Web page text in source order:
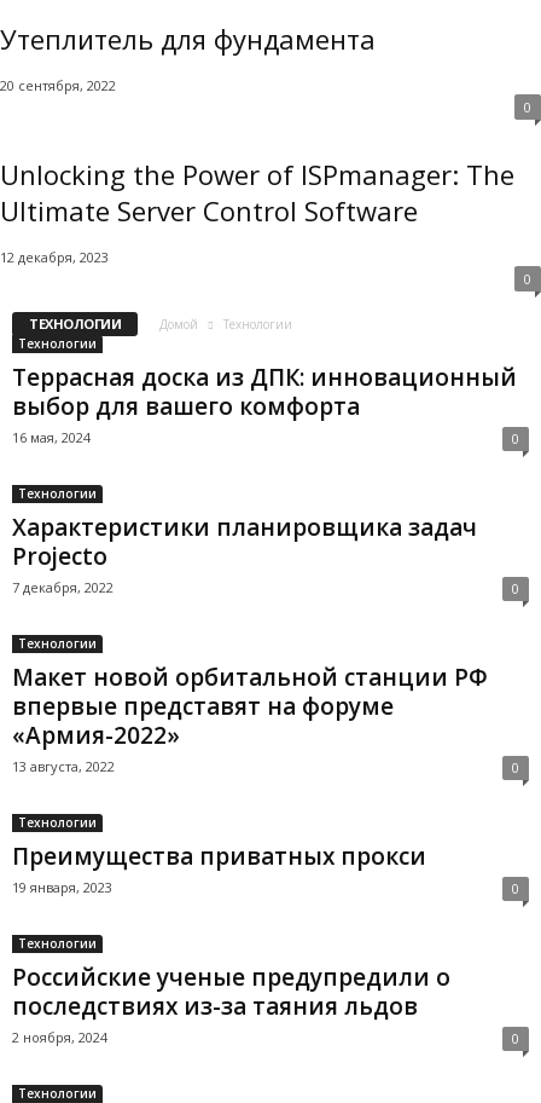
Утеплитель для фундамента
20 сентября, 2022
0
Unlocking the Power of ISPmanager: The
Ultimate Server Control Software
12 декабря, 2023
0
ТЕХНОЛОГИИ Домой
Технологии
Технологии
Террасная доска из ДПК: инновационный
выбор для вашего комфорта
16 мая, 2024 0
Технологии
Характеристики планировщика задач
Projecto
7 декабря, 2022 0
Технологии
Макет новой орбитальной станции РФ
впервые представят на форуме
«Армия-2022»
13 августа, 2022 0
Технологии
Преимущества приватных прокси
19 января, 2023 0
Технологии
Российские ученые предупредили о
последствиях из-за таяния льдов
2 ноября, 2024 0
Технологии